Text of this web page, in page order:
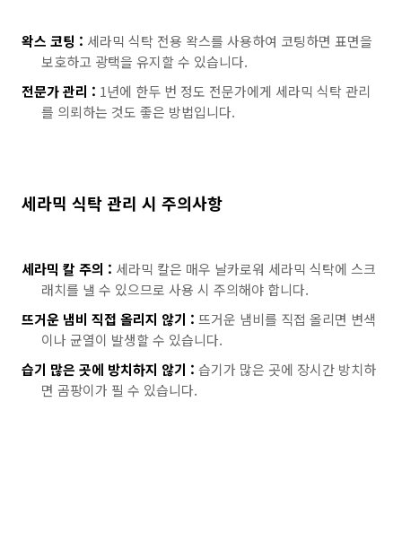
왁스 코팅 : 세라믹 식탁 전용 왁스를 사용하여 코팅하면 표면을
보호하고 광택을 유지할 수 있습니다.
전문가 관리 : 1년에 한두 번 정도 전문가에게 세라믹 식탁 관리
를 의뢰하는 것도 좋은 방법입니다.
세라믹 식탁 관리 시 주의사항
세라믹 칼 주의 : 세라믹 칼은 매우 날카로워 세라믹 식탁에 스크
래치를 낼 수 있으므로 사용 시 주의해야 합니다.
뜨거운 냄비 직접 올리지 않기 : 뜨거운 냄비를 직접 올리면 변색
이나 균열이 발생할 수 있습니다.
습기 많은 곳에 방치하지 않기 : 습기가 많은 곳에 장시간 방치하
면 곰팡이가 필 수 있습니다.